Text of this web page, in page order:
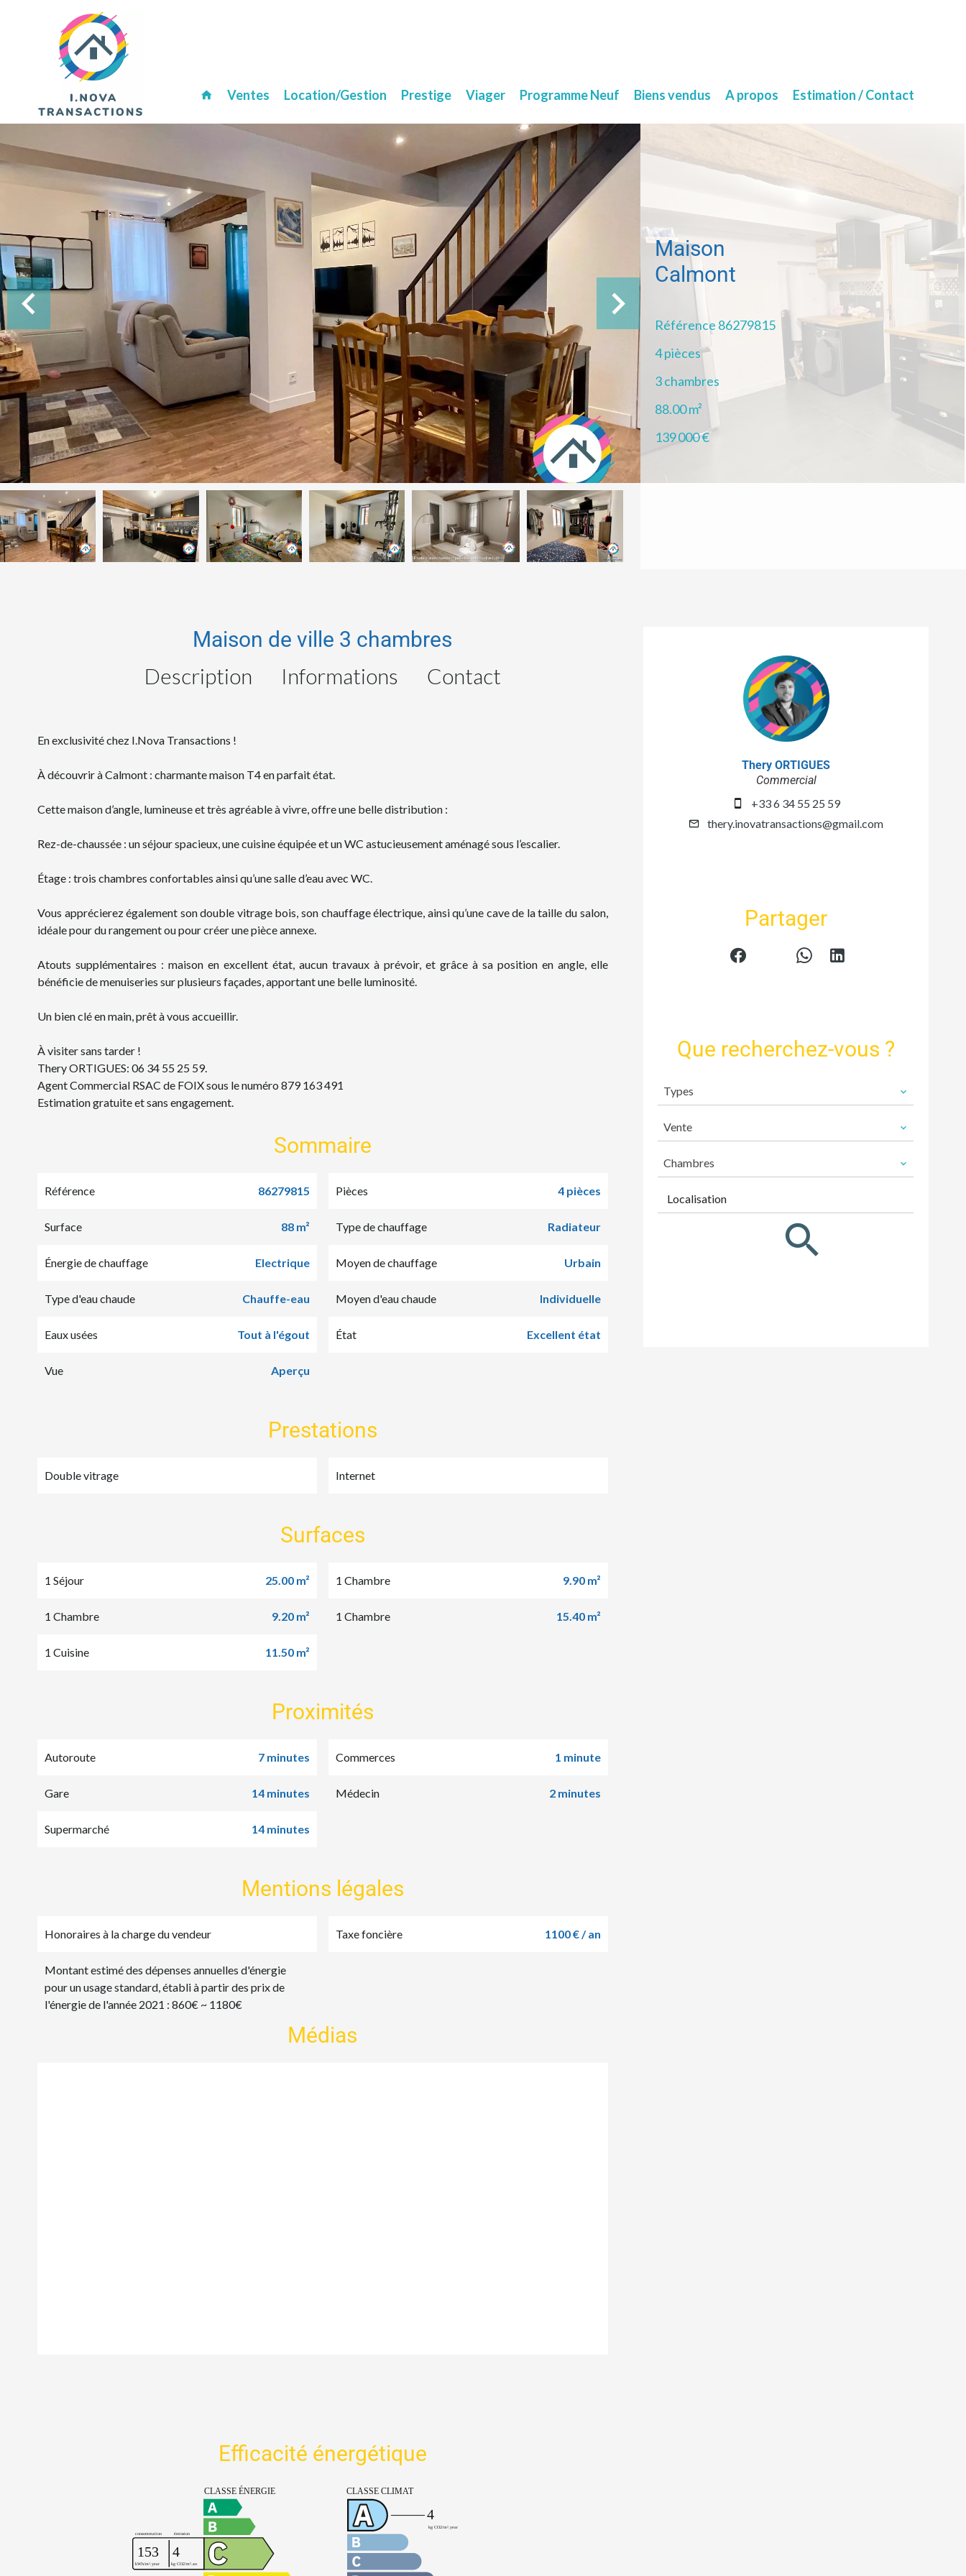
Ventes Location/Gestion Prestige Viager Programme Neuf Biens vendus A propos Estimation / Contact
Maison
Calmont
Référence 86279815
4 pièces
3 chambres
88.00m²
139 000 €
Maison de ville 3 chambres
Description Informations Contact
En exclusivité chez I.Nova Transactions !
À découvrir à Calmont : charmante maison T4 en parfait état.
Cette maison d’angle, lumineuse et très agréable à vivre, offre une belle distribution :
Rez-de-chaussée : un séjour spacieux, une cuisine équipée et un WC astucieusement aménagé sous l’escalier.
Étage : trois chambres confortables ainsi qu’une salle d’eau avec WC.
Vous apprécierez également son double vitrage bois, son chauffage électrique, ainsi qu’une cave de la taille du salon,
idéale pour du rangement ou pour créer une pièce annexe.
Atouts supplémentaires : maison en excellent état, aucun travaux à prévoir, et grâce à sa position en angle, elle
bénéficie de menuiseries sur plusieurs façades, apportant une belle luminosité.
Un bien clé en main, prêt à vous accueillir.
À visiter sans tarder !
Thery ORTIGUES: 06 34 55 25 59.
Agent Commercial RSAC de FOIX sous le numéro 879 163 491
Estimation gratuite et sans engagement.
Sommaire
Référence 86279815 Pièces 4 pièces
Surface 88 m² Type de chauffage Radiateur
Énergie de chauffage Electrique Moyen de chauffage Urbain
Type d'eau chaude Chauffe-eau Moyen d'eau chaude Individuelle
Eaux usées Tout à l'égout État Excellent état
Vue Aperçu
Prestations
Double vitrage Internet
Surfaces
1 Séjour 25.00 m² 1 Chambre 9.90 m²
1 Chambre 9.20 m² 1 Chambre 15.40 m²
1 Cuisine 11.50 m²
Proximités
Autoroute 7 minutes Commerces 1 minute
Gare 14 minutes Médecin 2 minutes
Supermarché 14 minutes
Mentions légales
Honoraires à la charge du vendeur Taxe foncière 1100 € / an
Montant estimé des dépenses annuelles d'énergie
pour un usage standard, établi à partir des prix de
l'énergie de l'année 2021 : 860€ ~ 1180€
Médias
Efficacité énergétique
Thery ORTIGUES
Commercial
+33 6 34 55 25 59
thery.inovatransactions@gmail.com
Partager
Que recherchez-vous ?
Types
Vente
Chambres
Localisation